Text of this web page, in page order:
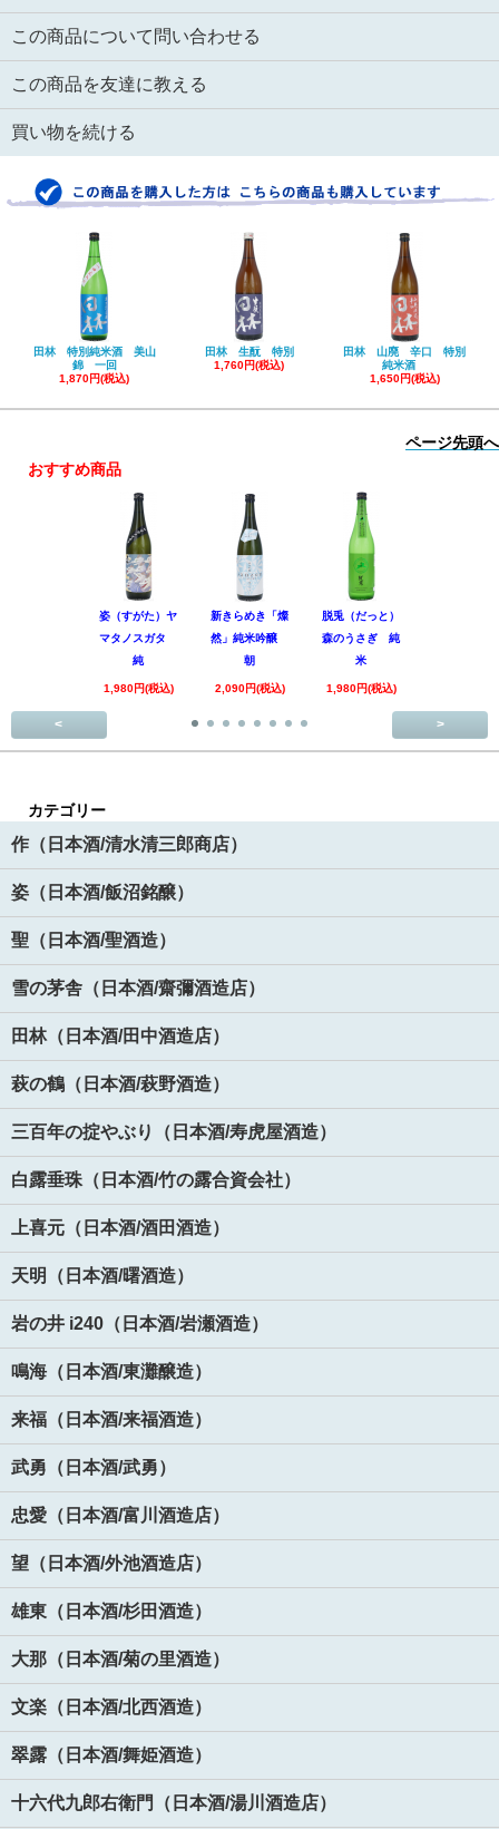
この商品について問い合わせる
この商品を友達に教える
買い物を続ける
田林 特別純米酒 美山
錦 一回
1,870円(税込)
田林 生酛 特別
1,760円(税込)
田林 山廃 辛口 特別
純米酒
1,650円(税込)
ページ先頭へ
おすすめ商品
姿（すがた）ヤ
マタノスガタ
純
1,980円(税込)
新きらめき「燦
然」純米吟醸
朝
2,090円(税込)
脱兎（だっと）
森のうさぎ 純
米
1,980円(税込)
< >
カテゴリー
作（日本酒/清水清三郎商店）
姿（日本酒/飯沼銘醸）
聖（日本酒/聖酒造）
雪の茅舎（日本酒/齋彌酒造店）
田林（日本酒/田中酒造店）
萩の鶴（日本酒/萩野酒造）
三百年の掟やぶり（日本酒/寿虎屋酒造）
白露垂珠（日本酒/竹の露合資会社）
上喜元（日本酒/酒田酒造）
天明（日本酒/曙酒造）
岩の井 i240（日本酒/岩瀬酒造）
鳴海（日本酒/東灘醸造）
来福（日本酒/来福酒造）
武勇（日本酒/武勇）
忠愛（日本酒/富川酒造店）
望（日本酒/外池酒造店）
雄東（日本酒/杉田酒造）
大那（日本酒/菊の里酒造）
文楽（日本酒/北西酒造）
翠露（日本酒/舞姫酒造）
十六代九郎右衛門（日本酒/湯川酒造店）